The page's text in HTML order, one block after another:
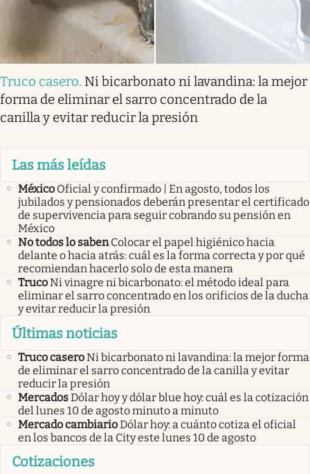
Truco casero. Ni bicarbonato ni lavandina: la mejor
forma de eliminar el sarro concentrado de la
canilla y evitar reducir la presión
Las más leídas
México Oficial y confirmado | En agosto, todos los
jubilados y pensionados deberán presentar el certificado
de supervivencia para seguir cobrando su pensión en
México
No todos lo saben Colocar el papel higiénico hacia
delante o hacia atrás: cuál es la forma correcta y por qué
recomiendan hacerlo solo de esta manera
TrucoNi vinagre ni bicarbonato: el método ideal para
eliminar el sarro concentrado en los orificios de la ducha
y evitar reducir la presión
Últimas noticias
Truco caseroNi bicarbonato ni lavandina: la mejor forma
de eliminar el sarro concentrado de la canilla y evitar
reducir la presión
MercadosDólar hoy y dólar blue hoy: cuál es la cotización
del lunes 10 de agosto minuto a minuto
Mercado cambiarioDólar hoy: a cuánto cotiza el oficial
en los bancos de la City este lunes 10 de agosto
Cotizaciones